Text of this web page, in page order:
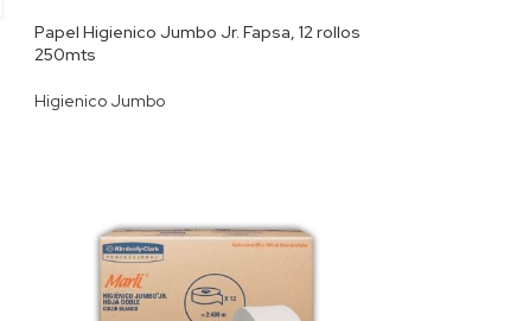
Papel Higienico Jumbo Jr. Fapsa, 12 rollos
250mts
Higienico Jumbo